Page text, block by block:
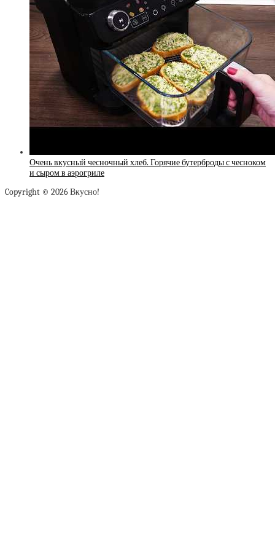
Очень вкусный чесночный хлеб. Горячие бутерброды с чесноком
и сыром в аэрогриле
Copyright © 2026 Вкусно!